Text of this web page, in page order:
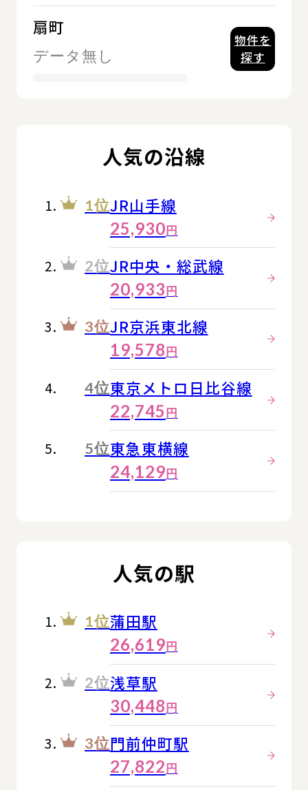
扇町
データ無し
物件を
探す
人気の沿線
1位JR山手線
25,930円
2位JR中央・総武線
20,933円
3位JR京浜東北線
19,578円
4位東京メトロ日比谷線
22,745円
5位東急東横線
24,129円
人気の駅
1位蒲田駅
26,619円
2位浅草駅
30,448円
3位門前仲町駅
27,822円